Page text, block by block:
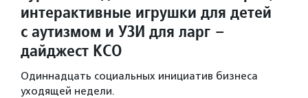
интерактивные игрушки для детей
с аутизмом и УЗИ для ларг –
дайджест КСО
Одиннадцать социальных инициатив бизнеса
уходящей недели.